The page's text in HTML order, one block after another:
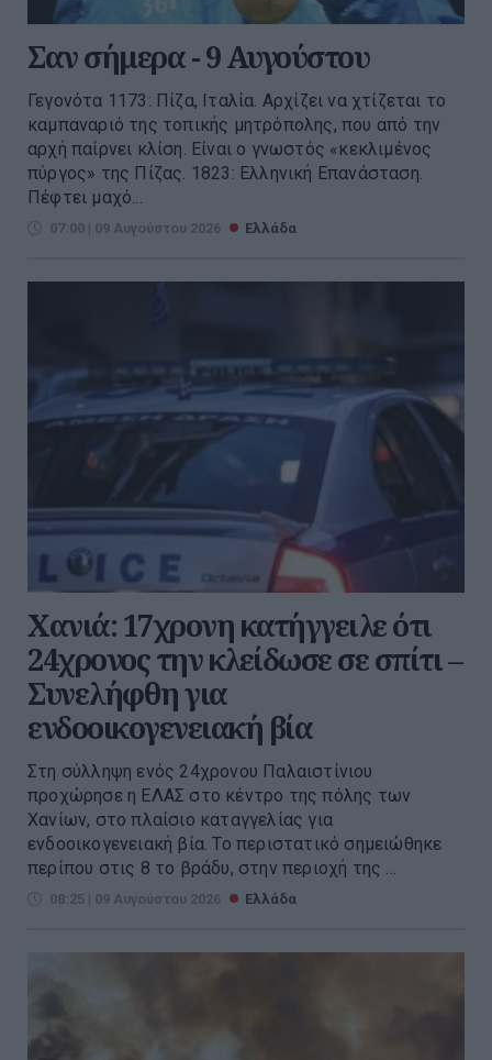
Σαν σήμερα - 9 Αυγούστου
Γεγονότα 1173: Πίζα, Ιταλία. Αρχίζει να χτίζεται το
καμπαναριό της τοπικής μητρόπολης, που από την
αρχή παίρνει κλίση. Είναι ο γνωστός «κεκλιμένος
πύργος» της Πίζας. 1823: Ελληνική Επανάσταση.
Πέφτει μαχό...
07:00 | 09 Αυγούστου 2026 Ελλάδα
Χανιά: 17χρονη κατήγγειλε ότι
24χρονος την κλείδωσε σε σπίτι –
Συνελήφθη για
ενδοοικογενειακή βία
Στη σύλληψη ενός 24χρονου Παλαιστίνιου
προχώρησε η ΕΛΑΣ στο κέντρο της πόλης των
Χανίων, στο πλαίσιο καταγγελίας για
ενδοοικογενειακή βία. Το περιστατικό σημειώθηκε
περίπου στις 8 το βράδυ, στην περιοχή της ...
08:25 | 09 Αυγούστου 2026 Ελλάδα